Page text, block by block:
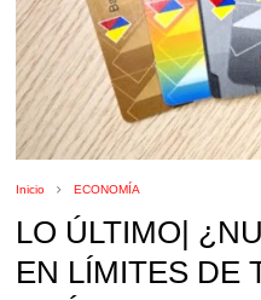
Inicio ECONOMÍA
LO ÚLTIMO|
EN LÍMITES DE